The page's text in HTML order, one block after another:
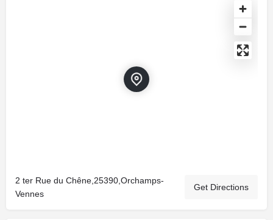
2 ter Rue du Chêne,25390,Orchamps-
Vennes
Get Directions